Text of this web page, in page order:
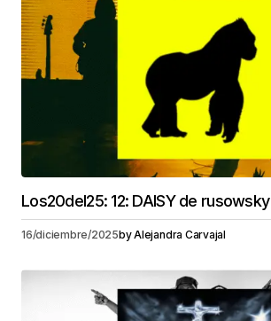
Los20del25: 12: DAISY de rusowsky
16/diciembre/2025byAlejandra Carvajal